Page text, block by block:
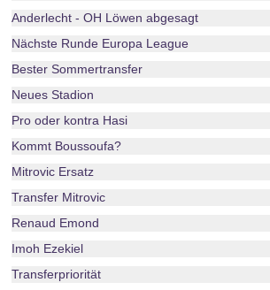
Anderlecht - OH Löwen abgesagt
Nächste Runde Europa League
Bester Sommertransfer
Neues Stadion
Pro oder kontra Hasi
Kommt Boussoufa?
Mitrovic Ersatz
Transfer Mitrovic
Renaud Emond
Imoh Ezekiel
Transferpriorität